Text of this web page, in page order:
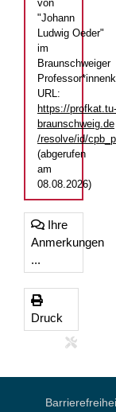
von
"Johann
Ludwig Oeder"
im
Braunschweiger
URL:
https://profkat.tu-
braunschweig.de
/resolve/id/
(abgerufen
am
08.08.2026)
Ihre
Anmerkungen
...
Druck